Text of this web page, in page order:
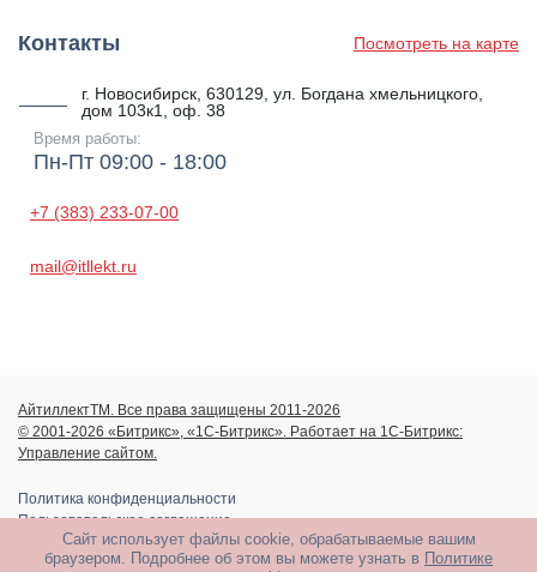
Контакты
г. Новосибирск, 630129, ул. Богдана хмельницкого,
дом 103к1, оф. 38
Время работы:
Пн-Пт 09:00 - 18:00
+7 (383) 233-07-00
mail@itllekt.ru
Посмотреть на карте
АйтиллектТМ. Все права защищены 2011-2026
© 2001-2026 «Битрикс», «1С-Битрикс». Работает на 1С-Битрикс:
Управление сайтом.
Политика конфиденциальности
Пользовательское соглашение
Сайт использует файлы cookie, обрабатываемые вашим
браузером. Подробнее об этом вы можете узнать в Политике